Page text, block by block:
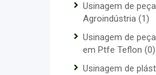
Usinagem de
Agroindústria (1)
Usinagem de
em Ptfe Teflon (0)
Usinagem de